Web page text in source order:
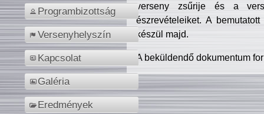
Programbizottság
Versenyhelyszín
Kapcsolat
Galéria
Eredmények
verseny zsűrije és a
észrevételeiket. A
készül majd.
A beküldendő dokumentum